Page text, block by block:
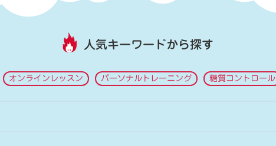
人気キーワードから探す
オンラインレッスン パーソナルトレーニング 糖質コントロール